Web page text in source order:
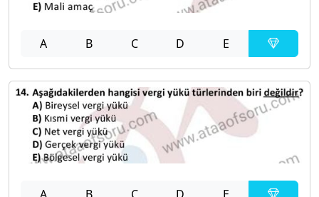
A B C D E